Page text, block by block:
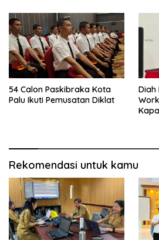
54 Calon Paskibraka Kota
Palu Ikuti Pemusatan Diklat
Diah
Rekomendasi untuk kamu